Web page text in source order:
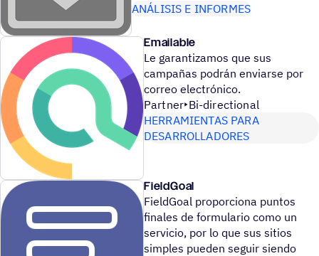
ANÁLISIS E INFORMES
Emailable
Le garantizamos que sus
campañas podrán enviarse por
correo electrónico.
Partner Bi-directional
HERRAMIENTAS PARA
DESARROLLADORES
FieldGoal
FieldGoal proporciona puntos
finales de formulario como un
servicio, por lo que sus sitios
simples pueden seguir siendo